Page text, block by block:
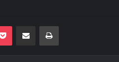
Pocket E-Posta ile paylaş Yazdır